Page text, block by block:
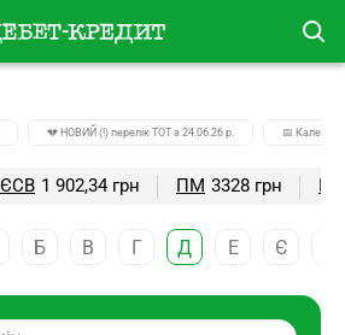
💔 НОВИЙ (!) перелік ТОТ з 24.06.26 р. 📅
ЄСВ 1 902,34 грн ПМ 3328 грн
Б В Г Д Е Є